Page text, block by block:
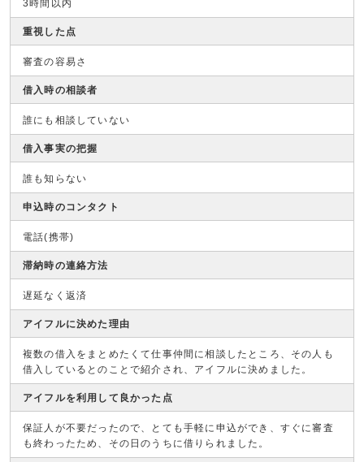
3時間以内
重視した点
審査の容易さ
借入時の相談者
誰にも相談していない
借入事実の把握
誰も知らない
申込時のコンタクト
電話(携帯)
滞納時の連絡方法
遅延なく返済
アイフルに決めた理由
複数の借入をまとめたくて仕事仲間に相談したところ、その人も
借入しているとのことで紹介され、アイフルに決めました。
アイフルを利用して良かった点
保証人が不要だったので、とても手軽に申込ができ、すぐに審査
も終わったため、その日のうちに借りられました。